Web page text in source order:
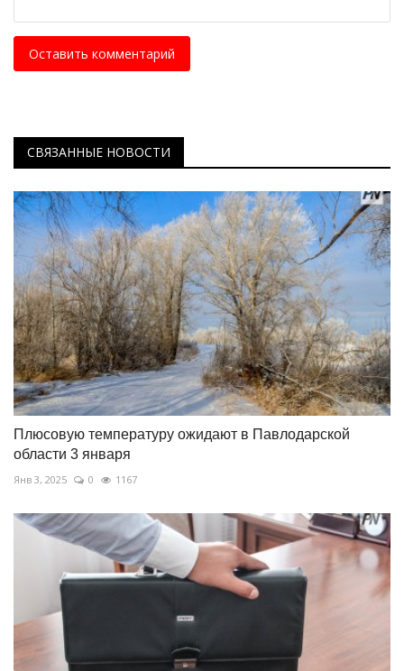
Оставить комментарий
СВЯЗАННЫЕ НОВОСТИ
Плюсовую температуру ожидают в Павлодарской
области 3 января
Янв 3, 2025 0 1167